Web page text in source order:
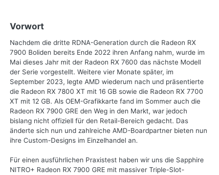
Vorwort
Nachdem die dritte RDNA-Generation durch die Radeon RX
7900 Boliden bereits Ende 2022 ihren Anfang nahm, wurde im
Mai dieses Jahr mit der Radeon RX 7600 das nächste Modell
der Serie vorgestellt. Weitere vier Monate später, im
September 2023, legte AMD wiederum nach und präsentierte
die Radeon RX 7800 XT mit 16 GB sowie die Radeon RX 7700
XT mit 12 GB. Als OEM-Grafikkarte fand im Sommer auch die
Radeon RX 7900 GRE den Weg in den Markt, war jedoch
bislang nicht offiziell für den Retail-Bereich gedacht. Das
änderte sich nun und zahlreiche AMD-Boardpartner bieten nun
ihre Custom-Designs im Einzelhandel an.
Für einen ausführlichen Praxistest haben wir uns die Sapphire
NITRO+ Radeon RX 7900 GRE mit massiver Triple-Slot-